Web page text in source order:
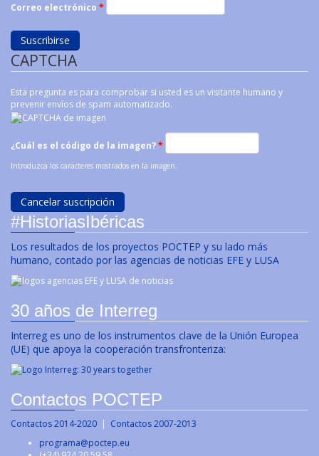
Correo electrónico *
CAPTCHA
Esta pregunta es para comprobar si usted es un visitante humano y
prevenir envíos de spam automatizado.
¿Cuál es el código de la imagen?*
Introduzca los caracteres mostrados en la imagen.
#HistoriasIbéricas
Los resultados de los proyectos POCTEP y su lado más
humano, contado por las agencias de noticias EFE y LUSA
30 años de Interreg
Interreg es uno de los instrumentos clave de la Unión Europea
(UE) que apoya la cooperación transfronteriza:
Contactos POCTEP
Contactos 2014-2020 | Contactos 2007-2013
programa@poctep.eu